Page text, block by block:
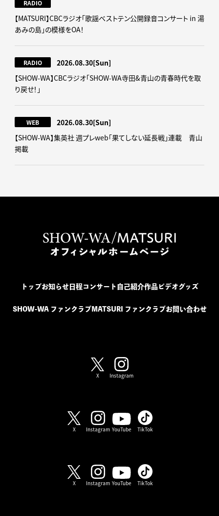
RADIO
【MATSURI】CBCラジオ「歌謡ベストテン公開録音コンサート in 湯
あみの島」の模様をOA！
RADIO 2026.08.30[Sun]
【SHOW-WA】CBCラジオ｢SHOW-WA寺田&青山の青春時代を取
り戻せ！｣
WEB 2026.08.30[Sun]
【SHOW-WA】集英社 週プレweb｢果てしない延長戦｣連載 青山
掲載
トップお知らせ日程コンサート 自己紹介作品ビデオグッズ
SHOW-WA ファンクラブ MATSURI ファンクラブ お問い合わせ
X Instagram
X Instagram YouTube TikTok
X Instagram YouTube TikTok